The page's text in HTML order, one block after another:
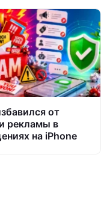
от
рекламы в
на iPhone